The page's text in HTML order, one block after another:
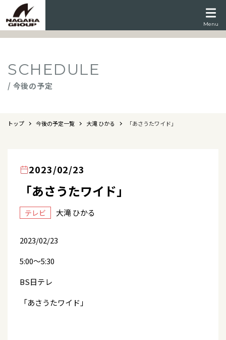
Menu
SCHEDULE
/ 今後の予定
トップ 今後の予定一覧 大滝 ひかる 「あさうたワイド」
2023/02/23
「あさうたワイド」
テレビ 大滝 ひかる
2023/02/23
5:00～5:30
BS日テレ
「あさうたワイド」